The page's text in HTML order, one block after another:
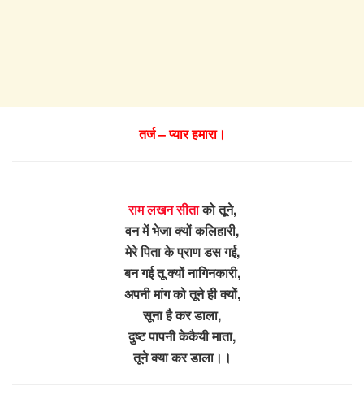
तर्ज – प्यार हमारा।
राम लखन सीताको तूने,
वन में भेजा क्यों कलिहारी,
मेरे पिता के प्राण डस गई,
बन गई तू क्यों नागिनकारी,
अपनी मांग को तूने ही क्यों,
सूना है कर डाला,
दुष्ट पापनी केकैयी माता,
तूने क्या कर डाला।।